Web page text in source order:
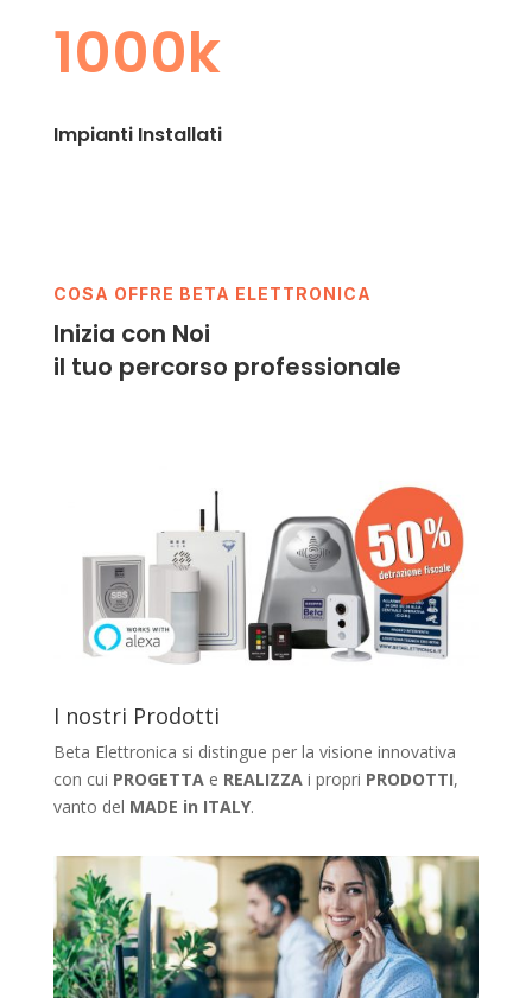
1000k
Impianti Installati
COSA OFFRE BETA ELETTRONICA
Inizia con Noi
il tuo percorso professionale
I nostri Prodotti
Beta Elettronica si distingue per la visione innovativa
con cui PROGETTAe REALIZZAi propri PRODOTTI,
vanto del MADE in ITALY.